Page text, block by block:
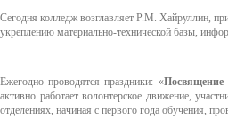
Сегодня колледж возглавляет Р.М. Хайруллин,
укреплению материально-технической базы,
Ежегодно проводятся праздники: «Посвящение
активно работает волонтерское движение,
отделениях, начиная с первого года обучения,